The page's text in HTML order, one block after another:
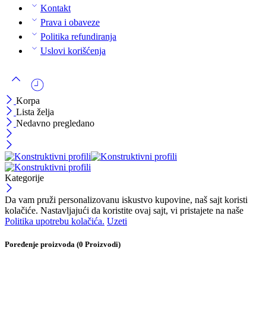
Kontakt
Prava i obaveze
Politika refundiranja
Uslovi korišćenja
Korpa
Lista želja
Nedavno pregledano
Kategorije
Da vam pruži personalizovanu iskustvo kupovine, naš sajt koristi
kolačiće. Nastavljajući da koristite ovaj sajt, vi pristajete na naše
Politika upotrebu kolačića. Uzeti
Poređenje proizvoda (0 Proizvodi)